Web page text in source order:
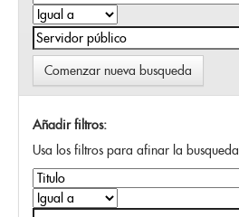
Comenzar nueva busqueda
Añadir filtros:
Usa los filtros para afinar la busqueda.